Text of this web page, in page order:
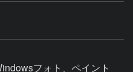
フォト、ペイント